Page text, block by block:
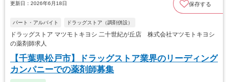
更新日：2026年6月18日 保存する
パート・アルバイト ドラッグストア（調剤併設）
ドラッグストア マツモトキヨシ 二十世紀が丘店 株式会社マツモトキヨシ
の薬剤師求人
【千葉県松戸市】ドラッグストア業界のリーディング
カンパニーでの薬剤師募集